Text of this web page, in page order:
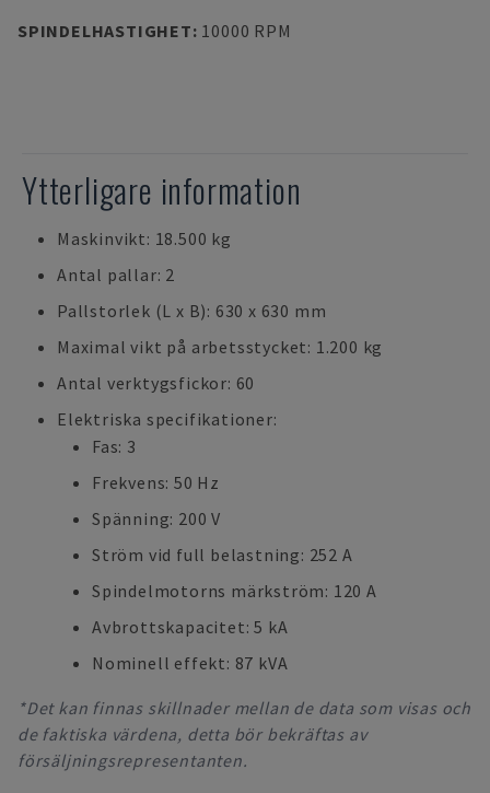
SPINDELHASTIGHET: 10000 RPM
Ytterligare information
Maskinvikt: 18.500 kg
Antal pallar: 2
Pallstorlek (L x B): 630 x 630 mm
Maximal vikt på arbetsstycket: 1.200 kg
Antal verktygsfickor: 60
Elektriska specifikationer:
Fas: 3
Frekvens: 50 Hz
Spänning: 200 V
Ström vid full belastning: 252 A
Spindelmotorns märkström: 120 A
Avbrottskapacitet: 5 kA
Nominell effekt: 87 kVA
*Det kan finnas skillnader mellan de data som visas och
de faktiska värdena, detta bör bekräftas av
försäljningsrepresentanten.